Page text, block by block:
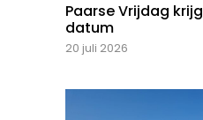
Paarse Vrijdag
datum
20 juli 2026